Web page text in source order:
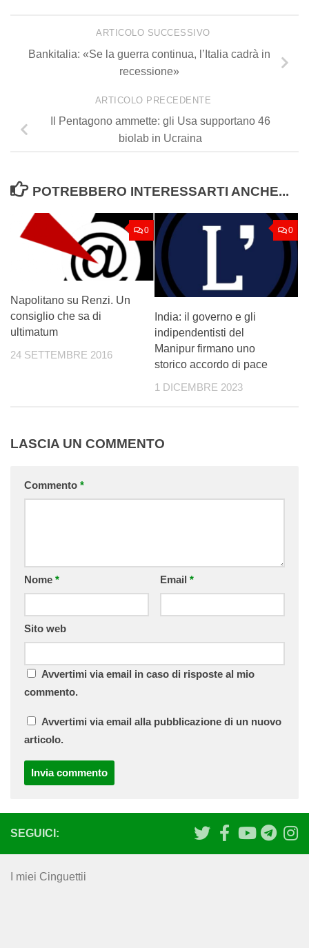
ARTICOLO SUCCESSIVO
Bankitalia: «Se la guerra continua, l’Italia cadrà in
recessione»
ARTICOLO PRECEDENTE
Il Pentagono ammette: gli Usa supportano 46
biolab in Ucraina
POTREBBERO INTERESSARTI ANCHE...
0
Napolitano su Renzi. Un
consiglio che sa di
ultimatum
24 SETTEMBRE 2016
0
India: il governo e gli
indipendentisti del
Manipur firmano uno
storico accordo di pace
1 DICEMBRE 2023
LASCIA UN COMMENTO
Commento *
Nome * Email *
Sito web
Avvertimi via email in caso di risposte al mio
commento.
Avvertimi via email alla pubblicazione di un nuovo
articolo.
SEGUICI:
I miei Cinguettii